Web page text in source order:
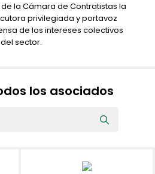
la Cámara de Contratistas la
privilegiada y portavoz
de los intereses colectivos
del sector.
los asociados